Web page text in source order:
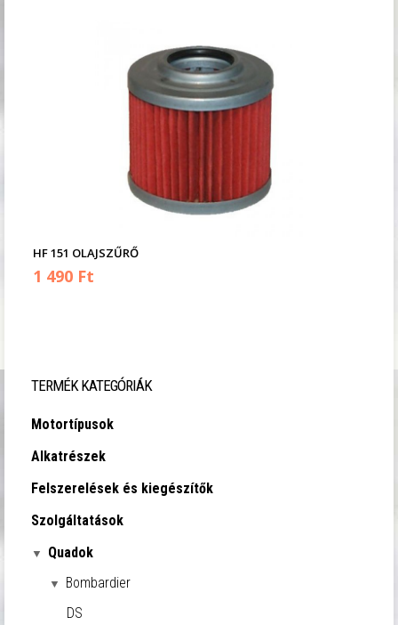
HF 151 OLAJSZŰRŐ
1 490 Ft
TERMÉK KATEGÓRIÁK
Motortípusok
Alkatrészek
Felszerelések és kiegészítők
Szolgáltatások
Quadok
Bombardier
DS